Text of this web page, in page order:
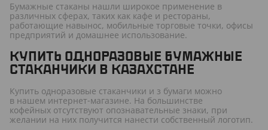
Бумажные стаканы нашли широкое применение в
различных сферах, таких как кафе и рестораны,
работающие навынос, мобильные торговые точки, офисы
предприятий и домашнее использование.
КУПИТЬ ОДНОРАЗОВЫЕ БУМАЖНЫЕ
СТАКАНЧИКИ В КАЗАХСТАНЕ
Купить одноразовые стаканчики и з бумаги можно
в нашем интернет-магазине. На большинстве
кофейных отсутствуют опознавательные знаки, при
желании на них получится нанести собственный логотип.